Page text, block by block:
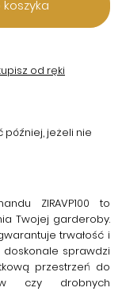
od ręki
później, jeżeli nie
ZIRAVP100 to
Twojej garderoby.
trwałość i
doskonale sprawdzi
przestrzeń do
czy drobnych